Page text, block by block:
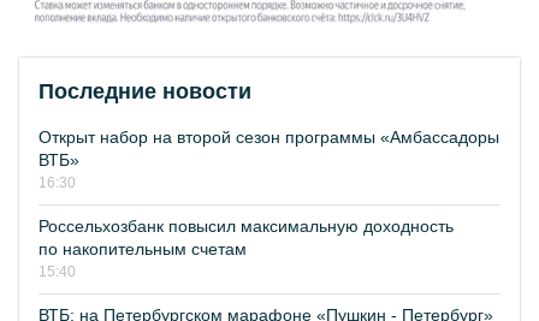
Последние новости
Открыт набор на второй сезон программы «Амбассадоры
ВТБ»
16:30
Россельхозбанк повысил максимальную доходность
по накопительным счетам
15:40
ВТБ: на Петербургском марафоне «Пушкин - Петербург»